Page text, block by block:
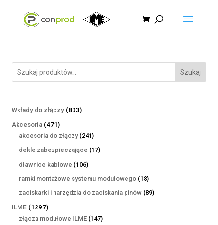
Szukaj
Wkłady do złączy 803803
Akcesoria 471471
produktów
akcesoria do złączy 241241
produktów
dekle zabezpieczające 1717
dławnice kablowe 106106
produktów
ramki montażowe systemu modułowego 1818
produktów
zaciskarki i narzędzia do zaciskania pinów 8989
ILME 12971297
produktów
złącza modułowe ILME 147147